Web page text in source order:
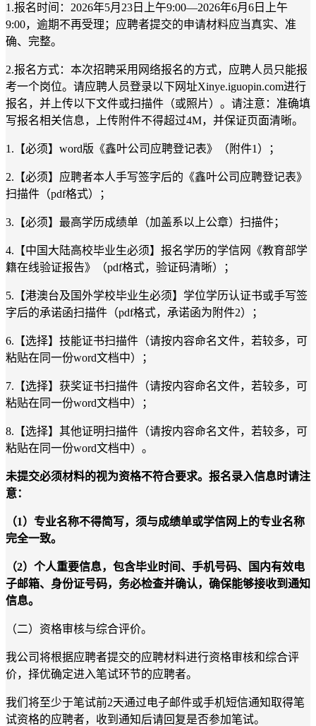
1.报名时间： 2026年5月 23 日 上午9:00—2026年6月 6 日
上午
9:00，逾期不再受理；应聘者提交的申请材料应当真实、准
确、完整。
2.报名方式： 本次招聘采用网络报名的方式，应聘人员只能报
考一个岗位。请应聘人员登录以下网址Xinye.iguopin.com进行
报名 ， 并上传以下文件或扫描件（或照片）。请注意：准确填
写报名相关信息，上传附件不得超过4M，并保证页面清晰。
1.【必须】word版《鑫叶公司应聘登记表》（附件1）；
2.【必须】应聘者本人手写签字后的《鑫叶公司应聘登记表》
扫描件（pdf格式）；
3.【必须】最高学历成绩单（加盖系以上公章）扫描件；
4.【中国大陆高校毕业生必须】报名学历的学信网《教育部学
籍在线验证报告》（pdf格式，验证码清晰）；
5.【港澳台及国外学校毕业生必须】学位学历认证书或手写签
字后的承诺函扫描件（pdf格式，承诺函为附件2）；
6.【选择】技能证书扫描件（请按内容命名文件，若较多，可
粘贴在同一份word文档中）；
7.【选择】获奖证书扫描件（请按内容命名文件，若较多，可
粘贴在同一份word文档中）；
8.【选择】其他证明扫描件（请按内容命名文件，若较多，可
粘贴在同一份word文档中）。
未提交必须材料的视为资格不符合要求。 报名录入信息时请注
意：
（1）专业名称不得简写，须与成绩单或学信网上的专业名称
完全一致。
（2）个人重要信息，包含毕业时间、手机号码、 国内有效电
子邮箱、身份证号码， 务必检查并确认，确保能够接收到通知
信息。
（二）资格审核与综合评价。
我公司将根据应聘者提交的应聘材料进行资格审核和综合评
价， 择优确定进入笔试环节的应聘者。
我们将至少于笔试前2天通过电子邮件或手机短信通知取得笔
试资格的应聘者，收到通知后请回复是否参加笔试。